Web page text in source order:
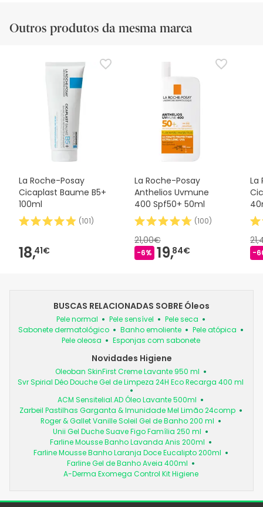
Outros produtos da mesma marca
La Roche-Posay
Cicaplast Baume B5+
100ml
(101)
18,41€
La Roche-Posay
Anthelios Uvmune
400 Spf50+ 50ml
(100)
21,00€
-6% 19,84€
La
-
BUSCAS RELACIONADAS SOBRE Óleos
Pele normal Pele sensível
Pele seca
Sabonete dermatológico
Banho emoliente
Pele atópica
Pele oleosa
Esponjas com sabonete
Novidades Higiene
Oleoban SkinFirst Creme Lavante 950 ml
Svr Spirial Déo Douche Gel de Limpeza 24H Eco Recarga 400 ml
ACM Sensitelial.AD Óleo Lavante 500ml
Zarbeil Pastilhas Garganta & Imunidade Mel Limão 24comp
Roger & Gallet Vanille Soleil Gel de Banho 200 ml
Unii Gel Duche Suave Figo Família 250 ml
Farline Mousse Banho Lavanda Anis 200ml
Farline Mousse Banho Laranja Doce Eucalipto 200ml
Farline Gel de Banho Aveia 400ml
A-Derma Exomega Control Kit Higiene